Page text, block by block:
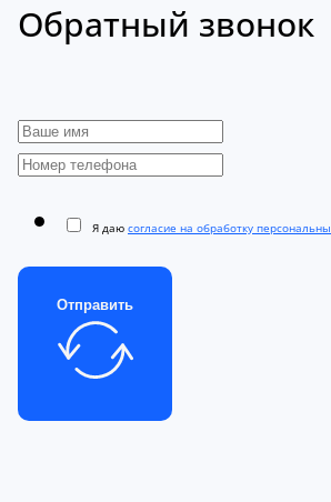
Обратный звонок
Я даю согласие на обработку
Отправить